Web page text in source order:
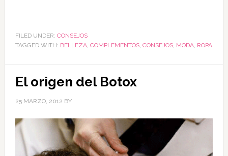
FILED UNDER: CONSEJOS
TAGGED WITH: BELLEZA, COMPLEMENTOS, CONSEJOS, MODA, ROPA
El origen del Botox
25 MARZO, 2012 BY